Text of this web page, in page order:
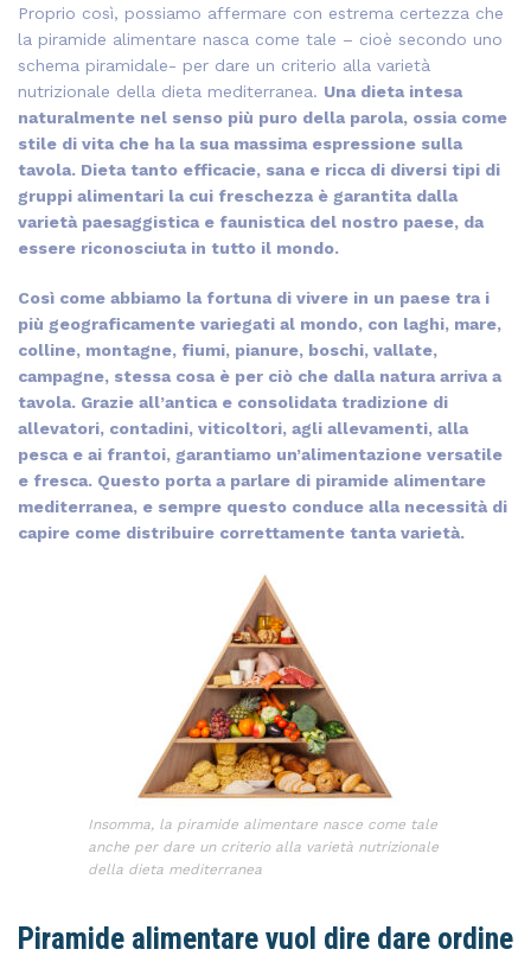
Proprio così, possiamo affermare con estrema certezza che
la piramide alimentare nasca come tale – cioè secondo uno
schema piramidale- per dare un criterio alla varietà
nutrizionale della dieta mediterranea. Una dieta intesa
naturalmente nel senso più puro della parola, ossia come
stile di vita che ha la sua massima espressione sulla
tavola. Dieta tanto efficacie, sana e ricca di diversi tipi di
gruppi alimentari la cui freschezza è garantita dalla
varietà paesaggistica e faunistica del nostro paese, da
essere riconosciuta in tutto il mondo.
Così come abbiamo la fortuna di vivere in un paese tra i
più geograficamente variegati al mondo, con laghi, mare,
colline, montagne, fiumi, pianure, boschi, vallate,
campagne, stessa cosa è per ciò che dalla natura arriva a
tavola. Grazie all’antica e consolidata tradizione di
allevatori, contadini, viticoltori, agli allevamenti, alla
pesca e ai frantoi, garantiamo un’alimentazione versatile
e fresca. Questo porta a parlare di piramide alimentare
mediterranea, e sempre questo conduce alla necessità di
capire come distribuire correttamente tanta varietà.
Insomma, la piramide alimentare nasce come tale
anche per dare un criterio alla varietà nutrizionale
della dieta mediterranea
Piramide alimentare vuol dire dare ordine